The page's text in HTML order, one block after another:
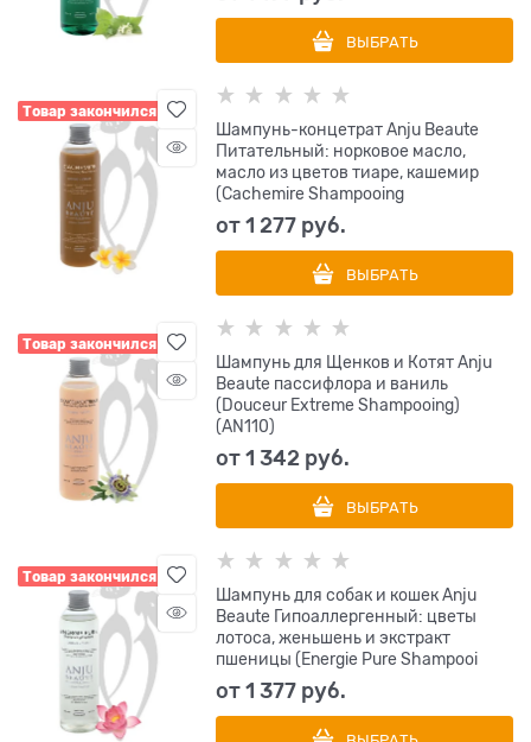
ВЫБРАТЬ
Товар закончился
Шампунь-концетрат Anju Beaute
Питательный: норковое масло,
масло из цветов тиаре, кашемир
(Cachemire Shampooing
от1 277 руб.
ВЫБРАТЬ
Товар закончился
Шампунь для Щенков и Котят Anju
Beaute пассифлора и ваниль
(Douceur Extreme Shampooing)
(AN110)
от1 342 руб.
ВЫБРАТЬ
Товар закончился
Шампунь для собак и кошек Anju
Beaute Гипоаллергенный: цветы
лотоса, женьшень и экстракт
пшеницы (Energie Pure Shampooi
от1 377 руб.